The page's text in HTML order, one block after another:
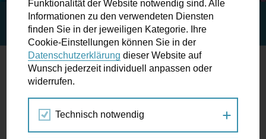
Newsletter abonnieren
Wunschbox
der Ampel ...
STARTSEITE SPAZIERGANG KALENDER
GESUNDER
BEZIRK DONAUSTADT – GRÄTZELSPAZIERGANG
10.
OKT
2024
Funktionalität der Website notwendig sind. Alle
Informationen zu den verwendeten Diensten
finden Sie in der jeweiligen Kategorie. Ihre
Cookie-Einstellungen können Sie in der
Datenschutzerklärung dieser Website auf
Wunsch jederzeit individuell anpassen oder
widerrufen.
Technisch notwendig